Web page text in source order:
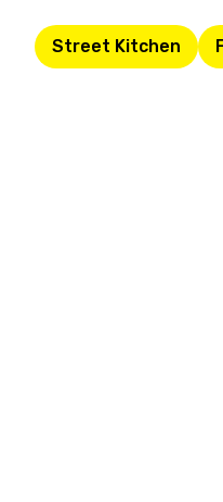
Street Kitchen